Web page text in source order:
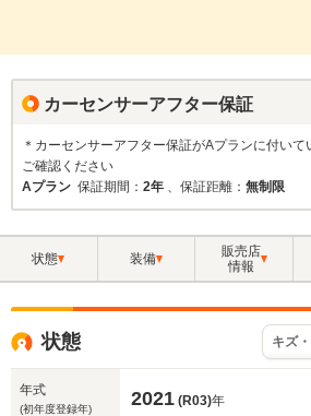
カーセンサーアフター保証
＊カーセンサーアフター保証がAプランに付い
ご確認ください
Aプラン 保証期間： 2年 、保証距離： 無制限
状態 装備
販売店
情報
状態 キズ
年式
(初年度登録年) 2021 (R03)年